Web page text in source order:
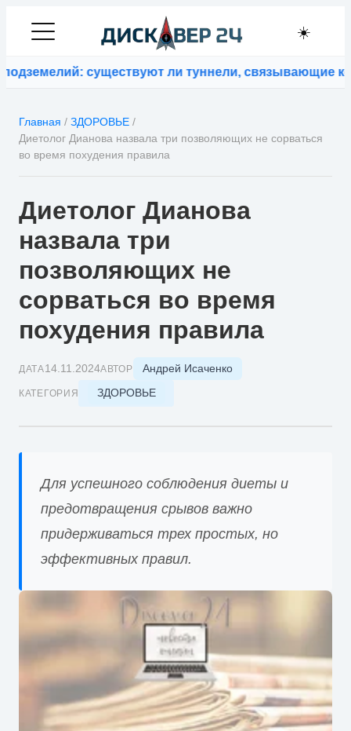
☀️
существуют ли туннели, связывающие
Главная / ЗДОРОВЬЕ /
Диетолог Дианова назвала три позволяющих не сорваться
во время похудения правила
Диетолог Дианова
назвала три
позволяющих не
сорваться во время
похудения правила
ДАТА14.11.2024АВТОР Андрей Исаченко
КАТЕГОРИЯ ЗДОРОВЬЕ
Для успешного соблюдения диеты и
предотвращения срывов важно
придерживаться трех простых, но
эффективных правил.